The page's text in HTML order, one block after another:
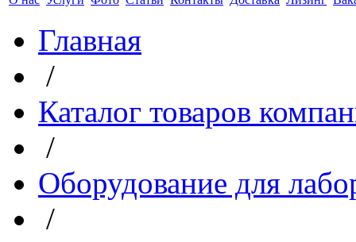
Главная
/
Каталог товаров
/
Оборудование для
/